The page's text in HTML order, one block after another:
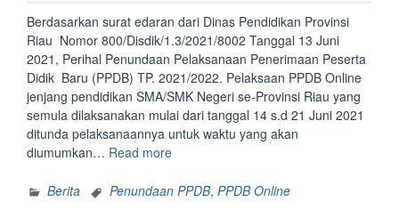
Berdasarkan surat edaran dari Dinas Pendidikan Provinsi
Riau Nomor 800/Disdik/1.3/2021/8002 Tanggal 13 Juni
2021, Perihal Penundaan Pelaksanaan Penerimaan Peserta
Didik Baru (PPDB) TP. 2021/2022. Pelaksaan PPDB Online
jenjang pendidikan SMA/SMK Negeri se-Provinsi Riau yang
semula dilaksanakan mulai dari tanggal 14 s.d 21 Juni 2021
ditunda pelaksanaannya untuk waktu yang akan
diumumkan… Read more“Penundaan
Online
Berita Penundaan PPDB, PPDB Online